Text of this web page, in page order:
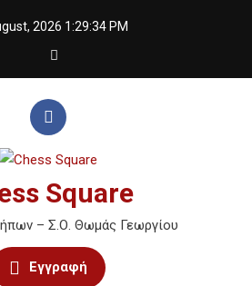
2026 1:29:34 PM
Square
– Σ.Ο. Θωμάς Γεωργίου
Εγγραφή